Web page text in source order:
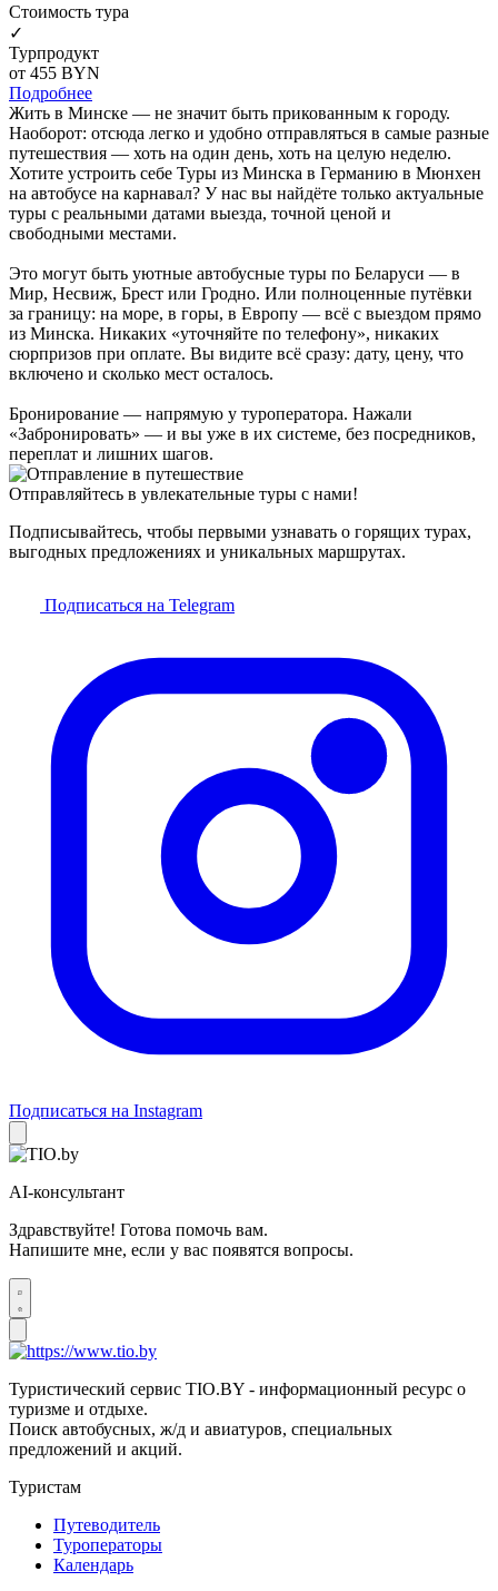
Cтоимость тура
✓
Турпродукт
от 455 BYN
Подробнее
Жить в Минске — не значит быть прикованным к городу.
Наоборот: отсюда легко и удобно отправляться в самые разные
путешествия — хоть на один день, хоть на целую неделю.
Хотите устроить себе Туры из Минска в Германию в Мюнхен
на автобусе на карнавал? У нас вы найдёте только актуальные
туры с реальными датами выезда, точной ценой и
свободными местами.
Это могут быть уютные автобусные туры по Беларуси — в
Мир, Несвиж, Брест или Гродно. Или полноценные путёвки
за границу: на море, в горы, в Европу — всё с выездом прямо
из Минска. Никаких «уточняйте по телефону», никаких
сюрпризов при оплате. Вы видите всё сразу: дату, цену, что
включено и сколько мест осталось.
Бронирование — напрямую у туроператора. Нажали
«Забронировать» — и вы уже в их системе, без посредников,
переплат и лишних шагов.
Отправляйтесь в увлекательные туры с нами!
Подписывайтесь, чтобы первыми узнавать о горящих турах,
выгодных предложениях и уникальных маршрутах.
Подписаться на Telegram
Подписаться на Instagram
AI-консультант
Здравствуйте! Готова помочь вам.
Напишите мне, если у вас появятся вопросы.
Туристический сервис TIO.BY - информационный ресурс о
туризме и отдыхе.
Поиск автобусных, ж/д и авиатуров, специальных
предложений и акций.
Туристам
Путеводитель
Туроператоры
Календарь